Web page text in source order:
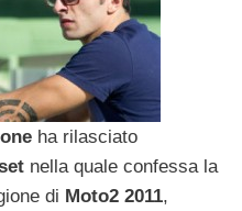
ha rilasciato
nella quale confessa la
di Moto2 2011,